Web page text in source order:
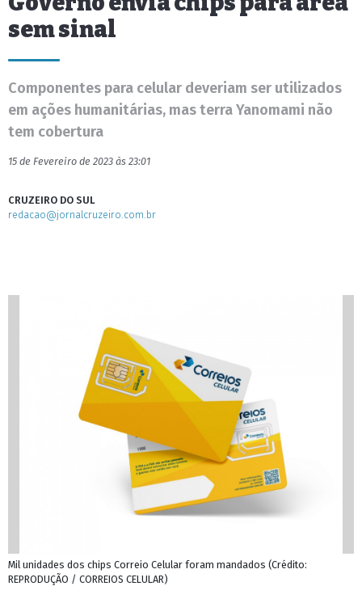
sem sinal
Componentes para celular deveriam ser utilizados
em ações humanitárias, mas terra Yanomami não
tem cobertura
15 de Fevereiro de 2023 às 23:01
CRUZEIRO DO SUL
redacao@jornalcruzeiro.com.br
Mil unidades dos chips Correio Celular foram mandados (Crédito:
REPRODUÇÃO / CORREIOS CELULAR)